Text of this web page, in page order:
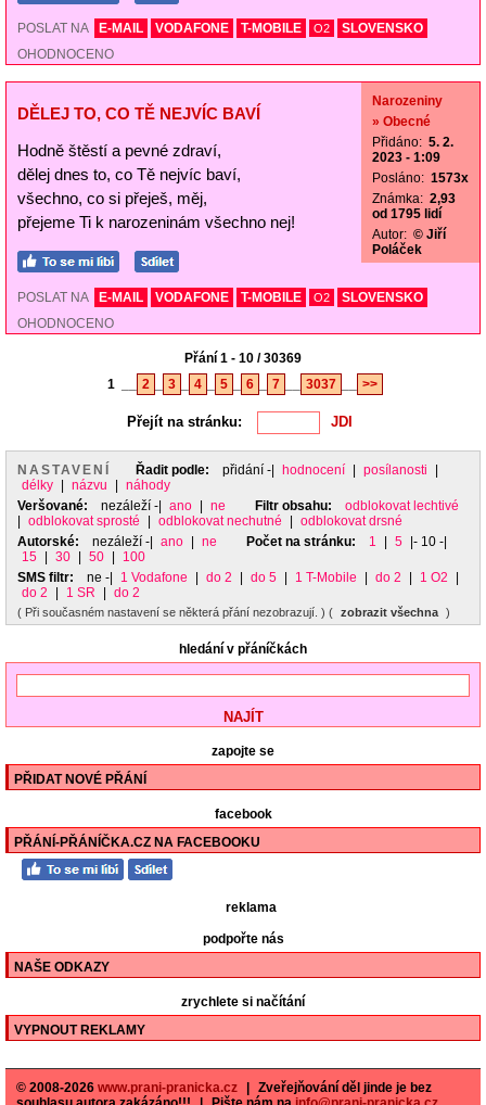
POSLAT NA E-MAIL VODAFONE T-MOBILE O2
SLOVENSKO
OHODNOCENO
DĚLEJ TO, CO TĚ NEJVÍC BAVÍ
Hodně štěstí a pevné zdraví,
dělej dnes to, co Tě nejvíc baví,
všechno, co si přeješ, měj,
přejeme Ti k narozeninám všechno nej!
Narozeniny
» Obecné
Přidáno: 5. 2.
2023 - 1:09
Posláno: 1573x
Známka: 2,93
od 1795 lidí
Autor: © Jiří
Poláček
POSLAT NA E-MAIL VODAFONE T-MOBILE O2
SLOVENSKO
OHODNOCENO
Přání 1 - 10 / 30369
1
2 3 4 5 6 7 3037 >>
Přejít na stránku:
NASTAVENÍ Řadit podle: přidání -| hodnocení posílanosti
délky
názvu
náhody
Veršované:
nezáleží -| ano ne Filtr obsahu:
odblokovat lechtivé
odblokovat sprosté odblokovat nechutné
odblokovat drsné
Autorské:
nezáleží -| ano ne Počet na stránku: 1 5
|- 10 -|
15
30 50
100
SMS filtr:
ne -| 1 Vodafone do 2 do 5 1 T-Mobile do 2 1 O2
do 2
1 SR do 2
( Při současném nastavení se některá přání nezobrazují. ) ( zobrazit všechna )
hledání v přáníčkách
zapojte se
PŘIDAT NOVÉ PŘÁNÍ
facebook
PŘÁNÍ-PŘÁNÍČKA.CZ NA FACEBOOKU
reklama
podpořte nás
NAŠE ODKAZY
zrychlete si načítání
VYPNOUT REKLAMY
© 2008-2026 www.prani-pranicka.cz
Zveřejňování děl jinde je bez